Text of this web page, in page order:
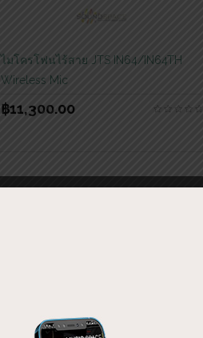
ไมโครโฟนไร้สาย JTS IN64/IN64TH
Wireless Mic
฿11,300.00
ไมโครโฟนไร้สาย Sennheiser EW100